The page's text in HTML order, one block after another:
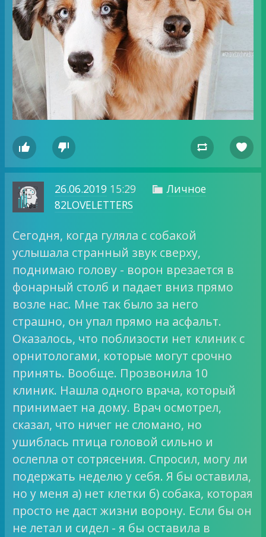
   
26.06.201915:29  Личное
82LOVELETTERS
Сегодня, когда гуляла с собакой
услышала странный звук сверху,
поднимаю голову - ворон врезается в
фонарный столб и падает вниз прямо
возле нас. Мне так было за него
страшно, он упал прямо на асфальт.
Оказалось, что поблизости нет клиник с
орнитологами, которые могут срочно
принять. Вообще. Прозвонила 10
клиник. Нашла одного врача, который
принимает на дому. Врач осмотрел,
сказал, что ничег не сломано, но
ушиблась птица головой сильно и
ослепла от сотрясения. Спросил, могу ли
подержать неделю у себя. Я бы оставила,
но у меня а) нет клетки б) собака, которая
просто не даст жизни ворону. Если бы он
не летал и сидел - я бы оставила в